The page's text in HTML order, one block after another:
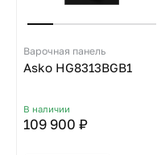
Варочная панель
Asko HG8313BGB1
В наличии
109 900 ₽